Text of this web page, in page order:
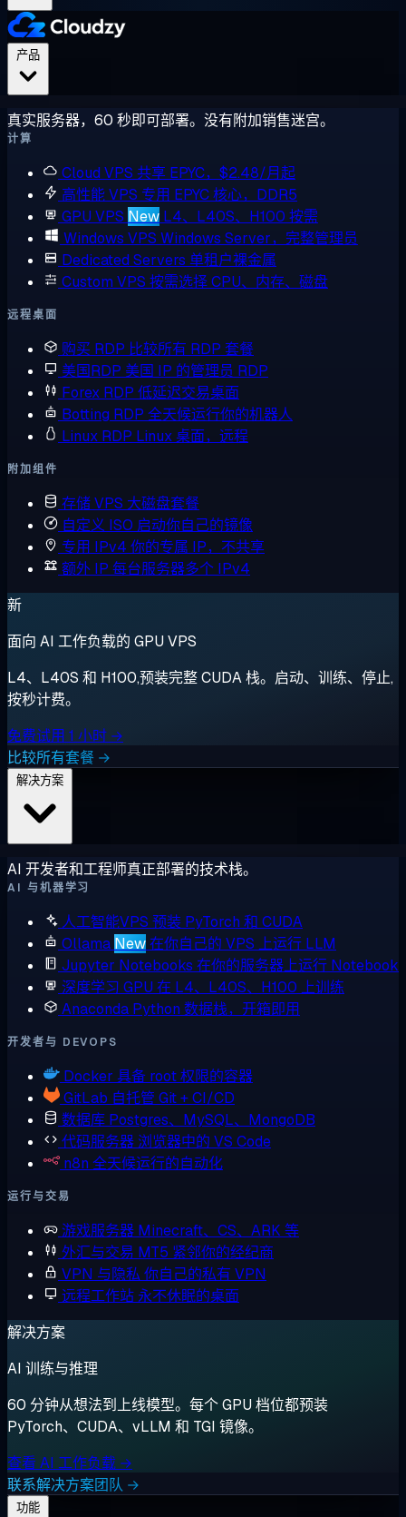
真实服务器，60 秒即可部署。没有附加销售迷宫。
计算
Cloud VPS 共享 EPYC，$2.48/月起
高性能 VPS 专用 EPYC 核心，DDR5
GPU VPS New L4、L40S、H100 按需
Windows VPS Windows Server，完整管理员
Dedicated Servers 单租户裸金属
Custom VPS 按需选择 CPU、内存、磁盘
远程桌面
购买 RDP 比较所有 RDP 套餐
美国RDP 美国 IP 的管理员 RDP
Forex RDP 低延迟交易桌面
Botting RDP 全天候运行你的机器人
Linux RDP Linux 桌面，远程
附加组件
存储 VPS 大磁盘套餐
自定义 ISO 启动你自己的镜像
专用 IPv4 你的专属 IP，不共享
额外 IP 每台服务器多个 IPv4
新
面向 AI 工作负载的 GPU VPS
L4、L40S 和 H100,预装完整 CUDA 栈。启动、训练、停止,
按秒计费。
免费试用 1 小时 →
比较所有套餐 →
AI 开发者和工程师真正部署的技术栈。
AI 与机器学习
人工智能VPS 预装 PyTorch 和 CUDA
Ollama New在你自己的 VPS 上运行 LLM
Jupyter Notebooks 在你的服务器上运行 Notebook
深度学习 GPU 在 L4、L40S、H100 上训练
Anaconda Python 数据栈，开箱即用
开发者与 DEVOPS
Docker 具备 root 权限的容器
GitLab 自托管 Git + CI/CD
数据库 Postgres、MySQL、MongoDB
代码服务器 浏览器中的 VS Code
n8n 全天候运行的自动化
运行与交易
游戏服务器 Minecraft、CS、ARK 等
外汇与交易 MT5 紧邻你的经纪商
VPN 与隐私 你自己的私有 VPN
远程工作站 永不休眠的桌面
解决方案
AI 训练与推理
60 分钟从想法到上线模型。每个 GPU 档位都预装
PyTorch、CUDA、vLLM 和 TGI 镜像。
查看 AI 工作负载 →
联系解决方案团队 →